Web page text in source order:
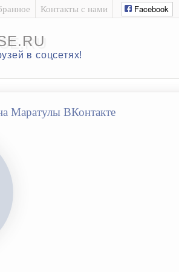
Контакты с нами Facebook
в соцсетях!
Маратулы ВКонтакте